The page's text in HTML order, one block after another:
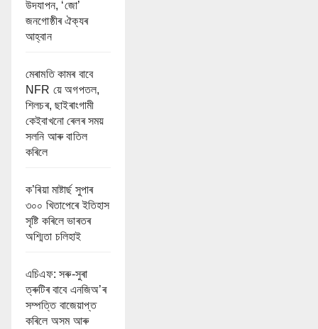
উদযাপন, ‘জো’
জনগোষ্ঠীৰ ঐক্যৰ
আহ্বান
মেৰামতি কামৰ বাবে
NFR য়ে অগপতল,
শিলচৰ, ছাইৰাংগামী
কেইবাখনো ৰেলৰ সময়
সলনি আৰু বাতিল
কৰিলে
ক’ৰিয়া মাষ্টাৰ্ছ সুপাৰ
৩০০ খিতাপেৰে ইতিহাস
সৃষ্টি কৰিলে ভাৰতৰ
অশ্মিতা চলিহাই
এচিএফ: সৰু-সুৰা
ত্ৰুটিৰ বাবে এনজিঅ’ৰ
সম্পত্তি বাজেয়াপ্ত
কৰিলে অসম আৰু